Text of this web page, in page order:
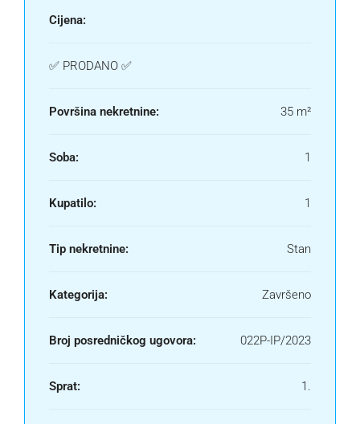
Cijena:
✅ PRODANO ✅
Površina nekretnine: 35 m²
Soba: 1
Kupatilo: 1
Tip nekretnine: Stan
Kategorija: Završeno
Broj posredničkog ugovora: 022P-IP/2023
Sprat: 1.